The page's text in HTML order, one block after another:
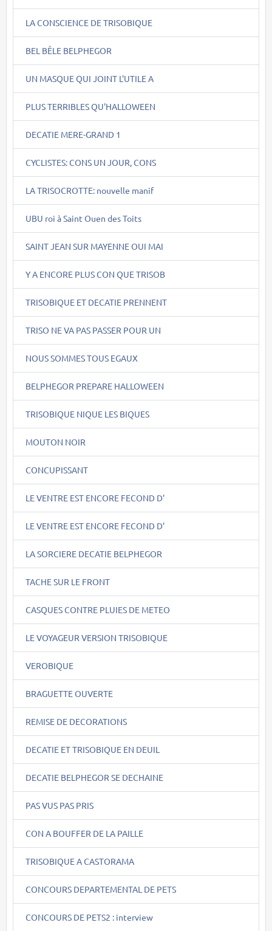
LA CONSCIENCE DE TRISOBIQUE
BEL BÊLE BELPHEGOR
UN MASQUE QUI JOINT L'UTILE A
PLUS TERRIBLES QU'HALLOWEEN
DECATIE MERE-GRAND 1
CYCLISTES: CONS UN JOUR, CONS
LA TRISOCROTTE: nouvelle manif
UBU roi à Saint Ouen des Toits
SAINT JEAN SUR MAYENNE OUI MAI
Y A ENCORE PLUS CON QUE TRISOB
TRISOBIQUE ET DECATIE PRENNENT
TRISO NE VA PAS PASSER POUR UN
NOUS SOMMES TOUS EGAUX
BELPHEGOR PREPARE HALLOWEEN
TRISOBIQUE NIQUE LES BIQUES
MOUTON NOIR
CONCUPISSANT
LE VENTRE EST ENCORE FECOND D'
LE VENTRE EST ENCORE FECOND D'
LA SORCIERE DECATIE BELPHEGOR
TACHE SUR LE FRONT
CASQUES CONTRE PLUIES DE METEO
LE VOYAGEUR VERSION TRISOBIQUE
VEROBIQUE
BRAGUETTE OUVERTE
REMISE DE DECORATIONS
DECATIE ET TRISOBIQUE EN DEUIL
DECATIE BELPHEGOR SE DECHAINE
PAS VUS PAS PRIS
CON A BOUFFER DE LA PAILLE
TRISOBIQUE A CASTORAMA
CONCOURS DEPARTEMENTAL DE PETS
CONCOURS DE PETS2 : interview